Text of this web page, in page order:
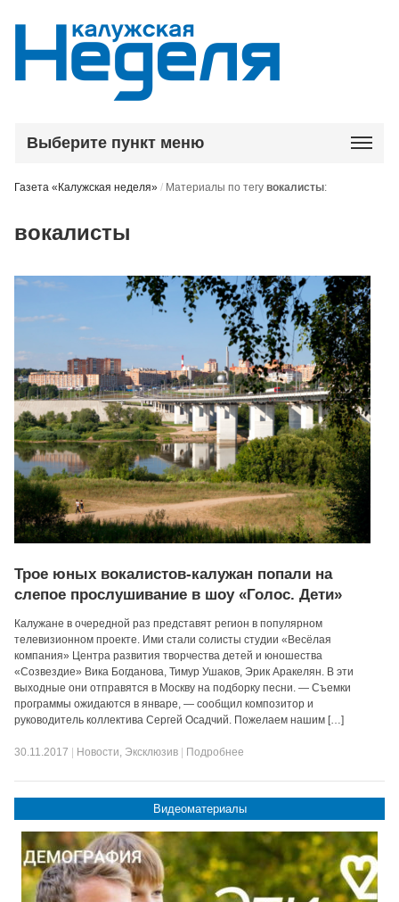
Выберите пункт меню
Газета «Калужская неделя» / Материалы по тегувокалисты:
вокалисты
Трое юных вокалистов-калужан попали на
слепое прослушивание в шоу «Голос. Дети»
Калужане в очередной раз представят регион в популярном
телевизионном проекте. Ими стали солисты студии «Весёлая
компания» Центра развития творчества детей и юношества
«Созвездие» Вика Богданова, Тимур Ушаков, Эрик Аракелян. В эти
выходные они отправятся в Москву на подборку песни. — Съемки
программы ожидаются в январе, — сообщил композитор и
руководитель коллектива Сергей Осадчий. Пожелаем нашим […]
30.11.2017 Новости, Эксклюзив Подробнее
Видеоматериалы